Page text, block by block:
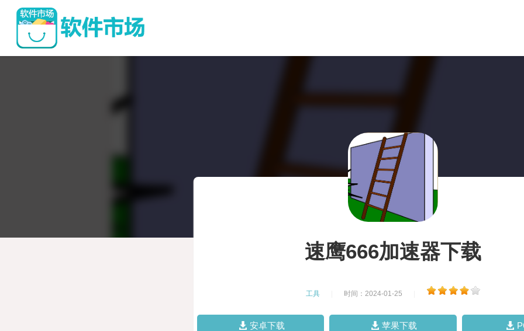
速鹰666加速器下载
工具 时间：2024-01-25
安卓下载 苹果下载